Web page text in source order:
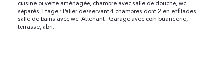
cuisine ouverte aménagée, chambre avec salle de douche, wc
séparés, Etage : Palier desservant 4 chambres dont 2 en enfilades,
salle de bains avec wc. Attenant : Garage avec coin buanderie,
terrasse, abri.